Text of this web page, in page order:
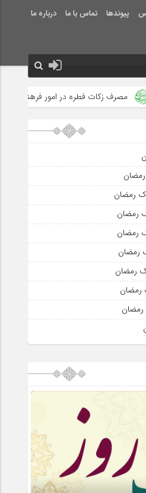
پیوندها تماس با ما درباره ما
فرهنگی جلوه‌های بزرگ نصرت
رمضان
رمضان
رمضان
رمضان
رمضان
رمضان
رمضان